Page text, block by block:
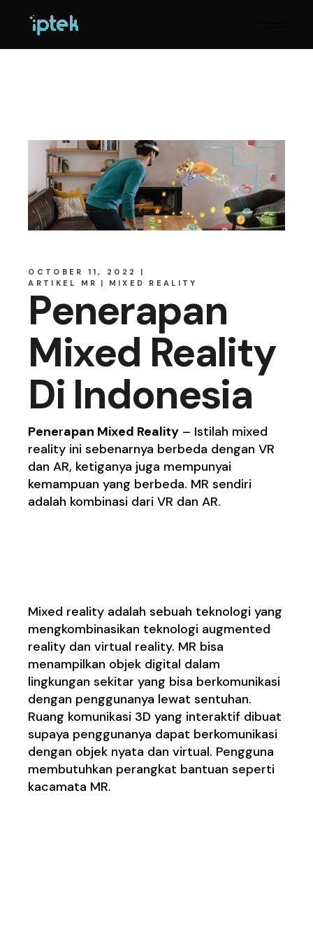
OCTOBER 11, 2022
ARTIKEL MR
MIXED REALITY
Penerapan
Mixed Reality
Di Indonesia
Penerapan Mixed Reality – Istilah mixed
reality ini sebenarnya berbeda dengan VR
dan AR, ketiganya juga mempunyai
kemampuan yang berbeda. MR sendiri
adalah kombinasi dari VR dan AR.
Mixed reality adalah sebuah teknologi yang
mengkombinasikan teknologi augmented
reality dan virtual reality. MR bisa
menampilkan objek digital dalam
lingkungan sekitar yang bisa berkomunikasi
dengan penggunanya lewat sentuhan.
Ruang komunikasi 3D yang interaktif dibuat
supaya penggunanya dapat berkomunikasi
dengan objek nyata dan virtual. Pengguna
membutuhkan perangkat bantuan seperti
kacamata MR.